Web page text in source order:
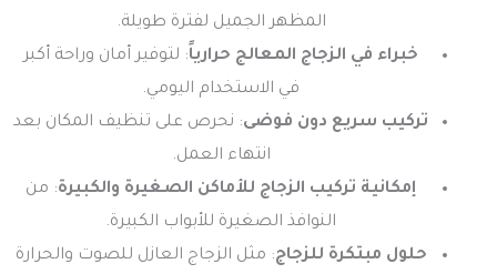
المظهر الجميل لفترة طويلة.
خبراء في الزجاج المعالج حرارياً: لتوفير أمان وراحة أكبر
في الاستخدام اليومي.
تركيب سريع دون فوضى: نحرص على تنظيف المكان بعد
انتهاء العمل.
إمكانية تركيب الزجاج للأماكن الصغيرة والكبيرة: من
النوافذ الصغيرة للأبواب الكبيرة.
حلول مبتكرة للزجاج: مثل الزجاج العازل للصوت والحرارة